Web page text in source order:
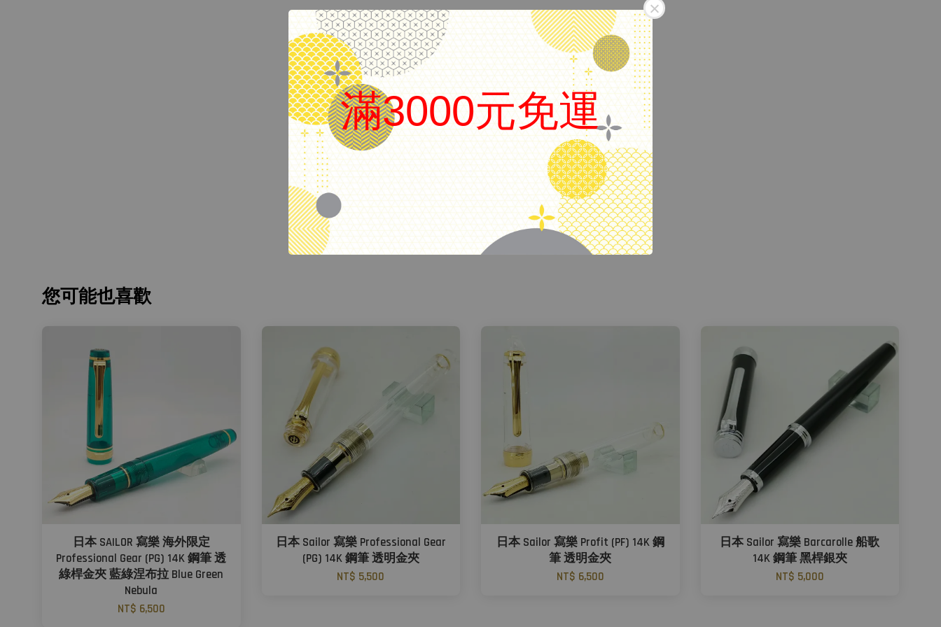
滿3000元免運
.
日本 Sailor 寫樂
品名
Lecoule寶石系列鋼筆
筆尖
MF尖
上墨方式
吸卡兩用
備註
附吸墨器、卡水、盒子
您可能也喜歡
日本 SAILOR 寫樂 海外限定
Professional Gear (PG) 14K 鋼筆 透
綠桿金夾 藍綠涅布拉 Blue Green
Nebula
NT$ 6,500
日本 Sailor 寫樂 Professional Gear
(PG) 14K 鋼筆 透明金夾
NT$ 5,500
日本 Sailor 寫樂 Profit (PF) 14K 鋼
筆 透明金夾
NT$ 6,500
日本 Sailor 寫樂 Barcarolle 船歌
14K 鋼筆 黑桿銀夾
NT$ 5,000